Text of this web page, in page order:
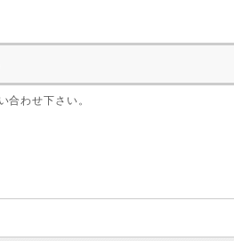
わせ下さい。